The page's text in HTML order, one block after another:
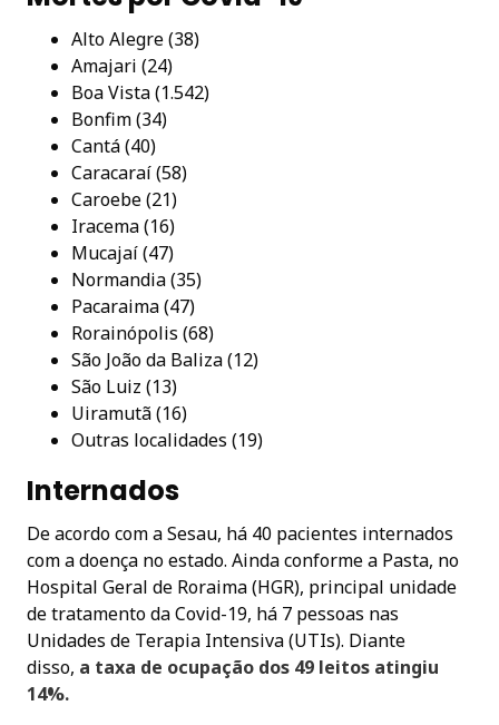
Alto Alegre (38)
Amajari (24)
Boa Vista (1.542)
Bonfim (34)
Cantá (40)
Caracaraí (58)
Caroebe (21)
Iracema (16)
Mucajaí (47)
Normandia (35)
Pacaraima (47)
Rorainópolis (68)
São João da Baliza (12)
São Luiz (13)
Uiramutã (16)
Outras localidades (19)
Internados
De acordo com a Sesau, há 40 pacientes internados
com a doença no estado. Ainda conforme a Pasta, no
Hospital Geral de Roraima (HGR), principal unidade
de tratamento da Covid-19, há 7 pessoas nas
Unidades de Terapia Intensiva (UTIs). Diante
disso, a taxa de ocupação dos 49 leitos atingiu
14%.